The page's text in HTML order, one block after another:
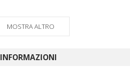
Capital : which Challenges for
MOSTRA ALTRO
INFORMAZIONI